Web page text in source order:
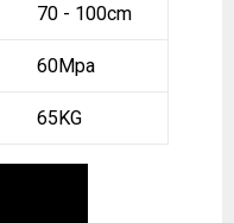
70 - 100cm
60Mpa
65KG